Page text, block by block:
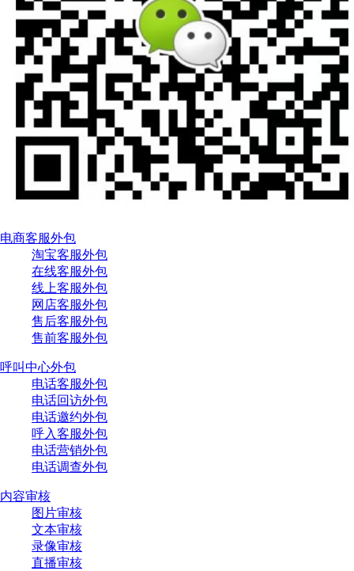
电商客服外包
淘宝客服外包
在线客服外包
线上客服外包
网店客服外包
售后客服外包
售前客服外包
呼叫中心外包
电话客服外包
电话回访外包
电话邀约外包
呼入客服外包
电话营销外包
电话调查外包
内容审核
图片审核
文本审核
录像审核
直播审核